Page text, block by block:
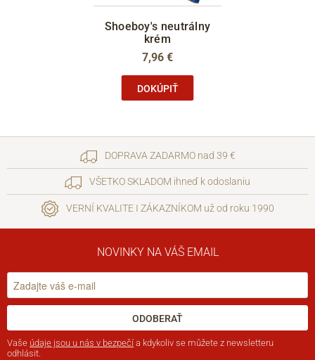
Shoeboy's neutrálny
krém
7,96 €
DOKÚPIŤ
DOPRAVA ZADARMO nad 39 €
VŠETKO SKLADOM ihneď k odoslaniu
VERNÍ KVALITE I ZÁKAZNÍKOM už od roku 1990
NOVINKY NA VÁŠ EMAIL
ODOBERAŤ
Vaše údaje jsou u nás v bezpečí a kdykoliv se můžete z newsletteru
odhlásit.